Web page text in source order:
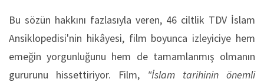
Bu sözün hakkını fazlasıyla veren, 46 ciltlik TDV İslam
Ansiklopedisi'nin hikâyesi, film boyunca izleyiciye hem
emeğin yorgunluğunu hem de tamamlanmış olmanın
gururunu hissettiriyor. Film, "İslam tarihinin önemli